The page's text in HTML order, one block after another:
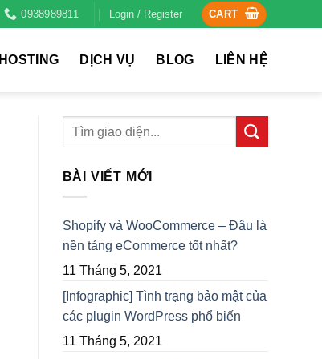
0938989811 Login / Register CART
HOSTING DỊCH VỤ BLOG LIÊN HỆ
BÀI VIẾT MỚI
Shopify và WooCommerce – Đâu là
nền tảng eCommerce tốt nhất?
11 Tháng 5, 2021
[Infographic] Tình trạng bảo mật của
các plugin WordPress phổ biến
11 Tháng 5, 2021